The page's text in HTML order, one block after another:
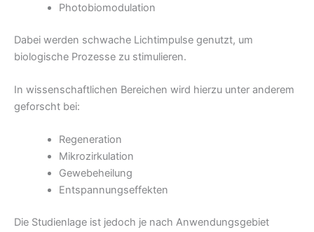
Photobiomodulation
Dabei werden schwache Lichtimpulse genutzt, um
biologische Prozesse zu stimulieren.
In wissenschaftlichen Bereichen wird hierzu unter anderem
geforscht bei:
Regeneration
Mikrozirkulation
Gewebeheilung
Entspannungseffekten
Die Studienlage ist jedoch je nach Anwendungsgebiet